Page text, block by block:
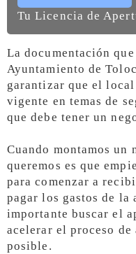
Tu Licencia de
La documentación
Ayuntamiento de
garantizar que el
vigente en temas de
que debe tener un
Cuando montamos un
queremos es que
para comenzar a
pagar los gastos de la
importante buscar el
acelerar el proceso
posible.